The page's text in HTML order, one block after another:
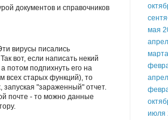
документов и справочников
вирусы писались
вот, если написать некий
потом подпихнуть его на
всех старых функций), то
запуская "зараженный" отчет.
почте - то можно данные
мая
июля